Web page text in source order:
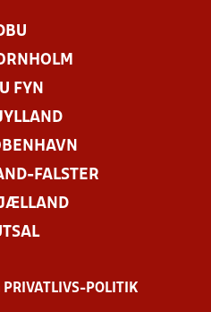
FYN
FALSTER
PRIVATLIVS-POLITIK